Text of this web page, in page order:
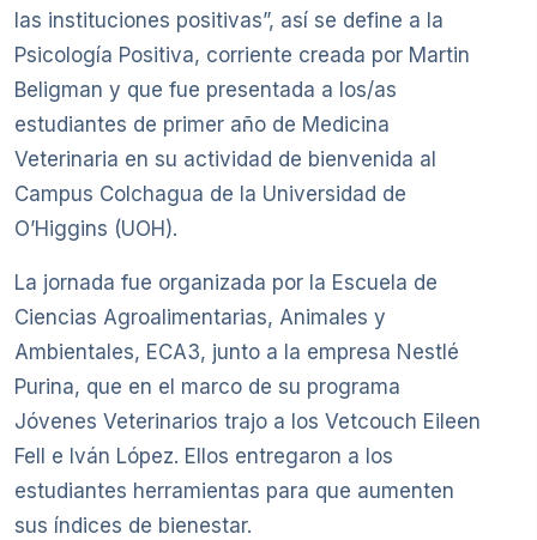
las instituciones positivas”, así se define a la
Psicología Positiva, corriente creada por Martin
Beligman y que fue presentada a los/as
estudiantes de primer año de Medicina
Veterinaria en su actividad de bienvenida al
Campus Colchagua de la Universidad de
O’Higgins (UOH).
La jornada fue organizada por la Escuela de
Ciencias Agroalimentarias, Animales y
Ambientales, ECA3, junto a la empresa Nestlé
Purina, que en el marco de su programa
Jóvenes Veterinarios trajo a los Vetcouch Eileen
Fell e Iván López. Ellos entregaron a los
estudiantes herramientas para que aumenten
sus índices de bienestar.